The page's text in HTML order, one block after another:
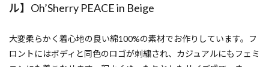
ル】Oh’Sherry PEACE in Beige
大変柔らかく着心地の良い綿100%の素材でお作りしています。フ
ロントにはボディと同色のロゴが刺繍され、カジュアルにもフェミ